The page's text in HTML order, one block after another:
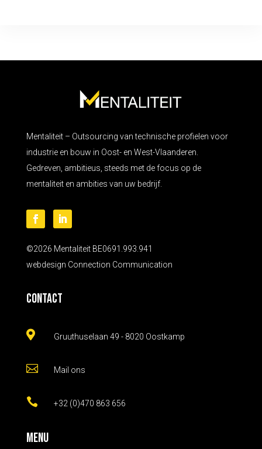
Mentaliteit – Outsourcing van technische profielen voor
industrie en bouw in Oost- en West-Vlaanderen.
Gedreven, ambitieus, steeds met de focus op de
mentaliteit en ambities van uw bedrijf.
©2026 Mentaliteit BE0691.993.941
webdesign Connection Communication
Contact
 Gruuthuselaan 49 - 8020 Oostkamp
 Mail ons
 +32 (0)470 863 656
Menu